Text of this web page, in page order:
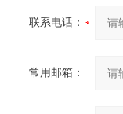
联系电话：
常用邮箱：